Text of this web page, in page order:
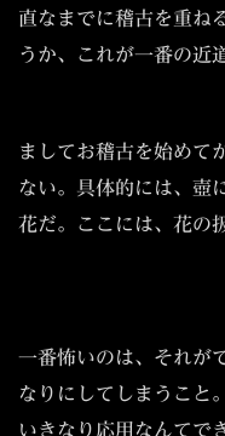
直なまでに稽古を重ね
うか、これが一番の近
ましてお稽古を始めて
ない。具体的には、壺
花だ。ここには、花の
一番怖いのは、それが
なりにしてしまうこと
いきなり応用なんてで